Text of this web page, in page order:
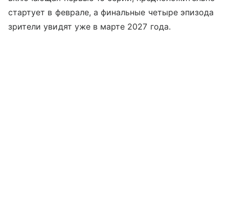
стартует в феврале, а финальные четыре эпизода
зрители увидят уже в марте 2027 года.